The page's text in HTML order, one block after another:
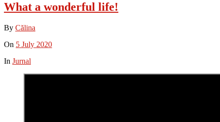
What a wonderful life!
By Călina
On 5 July 2020
In Jurnal